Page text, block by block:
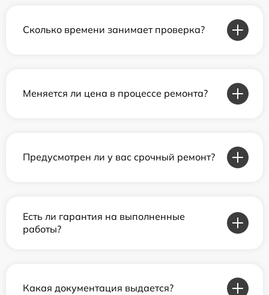
Сколько времени занимает проверка?
Меняется ли цена в процессе ремонта?
Предусмотрен ли у вас срочный ремонт?
Есть ли гарантия на выполненные
работы?
Какая документация выдается?